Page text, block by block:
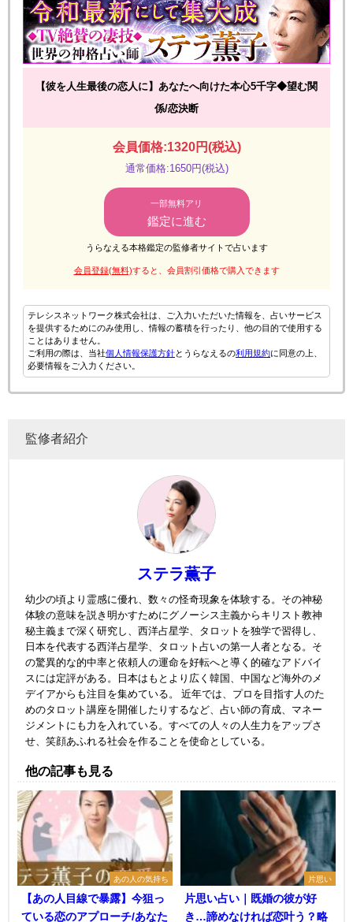
【彼を人生最後の恋人に】あなたへ向けた本心5千字◆望む関
係/恋決断
会員価格:1320円(税込)
通常価格:1650円(税込)
一部無料アリ
鑑定に進む
うらなえる本格鑑定の監修者サイトで占います
会員登録(無料)すると、会員割引価格で購入できます
テレシスネットワーク株式会社は、ご入力いただいた情報を、占いサービス
を提供するためにのみ使用し、情報の蓄積を行ったり、他の目的で使用する
ことはありません。
ご利用の際は、当社個人情報保護方針とうらなえるの利用規約に同意の上、
必要情報をご入力ください。
監修者紹介
ステラ薫子
幼少の頃より霊感に優れ、数々の怪奇現象を体験する。その神秘
体験の意味を説き明かすためにグノーシス主義からキリスト教神
秘主義まで深く研究し、西洋占星学、タロットを独学で習得し、
日本を代表する西洋占星学、タロット占いの第一人者となる。そ
の驚異的な的中率と依頼人の運命を好転へと導く的確なアドバイ
スには定評がある。日本はもとより広く韓国、中国など海外のメ
デイアからも注目を集めている。 近年では、プロを目指す人のた
めのタロット講座を開催したりするなど、占い師の育成、マネー
ジメントにも力を入れている。すべての人々の人生力をアップさ
せ、笑顔あふれる社会を作ることを使命としている。
他の記事も見る
あの人の気持ち
【あの人目線で暴露】今狙っ
ている恋のアプローチ/あなた
片思い
片思い占い｜既婚の彼が好
き…諦めなければ恋叶う？略